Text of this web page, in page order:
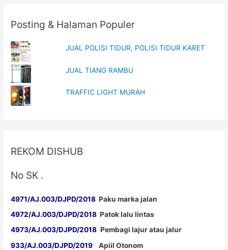
Posting & Halaman Populer
JUAL POLISI TIDUR, POLISI TIDUR KARET
JUAL TIANG RAMBU
TRAFFIC LIGHT MURAH
REKOM DISHUB
No SK .
4971/AJ.003/DJPD/2018 Paku marka jalan
4972/AJ.003/DJPD/2018 Patok lalu lintas
4973/AJ.003/DJPD/2018 Pembagi lajur atau jalur
933/AJ.003/DJPD/2019 Apiil Otonom